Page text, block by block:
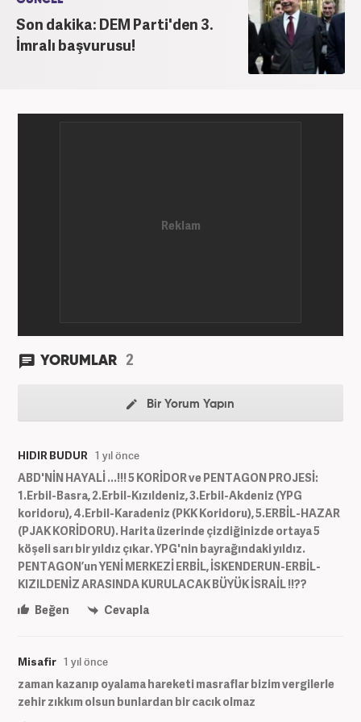
ve televizyon bulunmaktadır. Meslek hayatına
Haber7.com’da “Gündem Editörü” olarak devam
etmektedir. Evli ve 2 çocuk annesidir.
Son dakika: DEM Parti'den 3.
İmralı başvurusu!
YORUMLAR 2
Bir Yorum Yapın
HIDIR BUDUR 1 yıl önce
ABD'NİN HAYALİ ...!!! 5 KORİDOR ve PENTAGON PROJESİ:
1.Erbil-Basra, 2.Erbil-Kızıldeniz, 3.Erbil-Akdeniz (YPG
koridoru), 4.Erbil-Karadeniz (PKK Koridoru), 5.ERBİL-HAZAR
(PJAK KORİDORU). Harita üzerinde çizdiğinizde ortaya 5
köşeli sarı bir yıldız çıkar. YPG'nin bayrağındaki yıldız.
PENTAGON’un YENİ MERKEZİ ERBİL, İSKENDERUN-ERBİL-
KIZILDENİZ ARASINDA KURULACAK BÜYÜK İSRAİL !!??
Beğen
Cevapla
Misafir 1 yıl önce
zaman kazanıp oyalama hareketi masraflar bizim vergilerle
zehir zıkkım olsun bunlardan bir cacık olmaz